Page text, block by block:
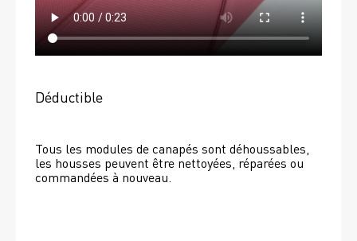
Déductible
Tous les modules de canapés sont déhoussables,
les housses peuvent être nettoyées, réparées ou
commandées à nouveau.